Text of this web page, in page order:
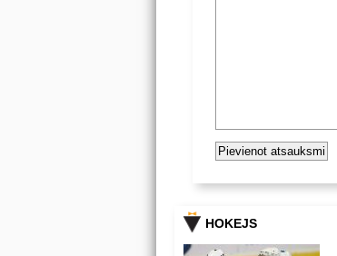
HOKEJS